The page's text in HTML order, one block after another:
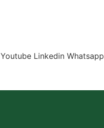
Youtube Linkedin Whatsapp